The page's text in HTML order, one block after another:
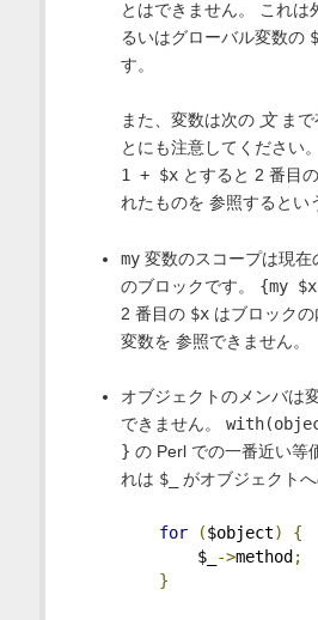
とはできません。 これは
るいはグローバル変数の
す。
また、変数は次の 文まで
とにも注意してください
1 + $xとすると 2 番目
れたものを 参照するとい
my変数のスコープは現在
のブロックです。 {my
2 番目の $xはブロックの
変数を 参照できません。
オブジェクトのメンバは
できません。
} の Perl での一番近い等
れは $_ がオブジェクト
for ($object)
{
$_
->method;
}